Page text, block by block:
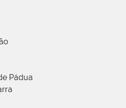
Pádua